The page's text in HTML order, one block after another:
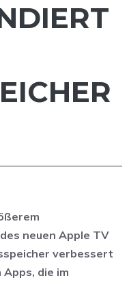
neuen Apple TV
verbessert
die im